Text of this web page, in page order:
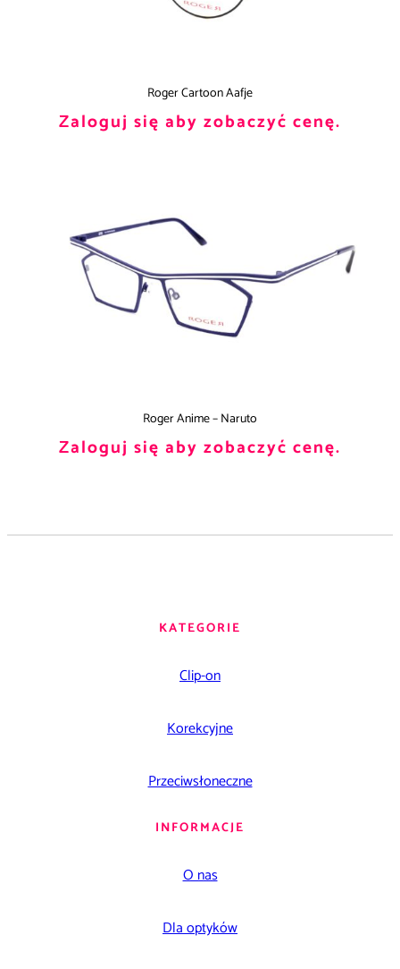
Roger Cartoon Aafje
Zaloguj się aby zobaczyć cenę.
Roger Anime – Naruto
Zaloguj się aby zobaczyć cenę.
KATEGORIE
Clip-on
Korekcyjne
Przeciwsłoneczne
INFORMACJE
O nas
Dla optyków